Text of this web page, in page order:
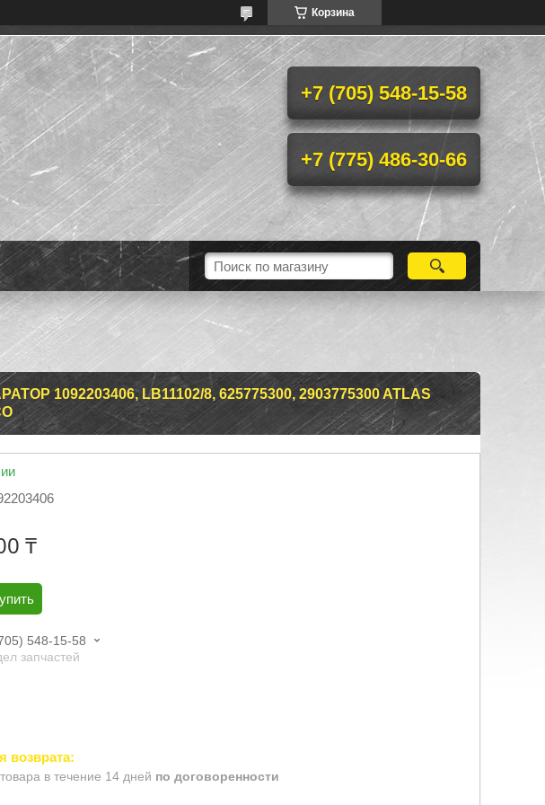
Корзина
+7 (705) 548-15-58
+7 (775) 486-30-66
1092203406, LB11102/8, 625775300, 2903775300 ATLAS
₸
548-15-58
запчастей
в течение 14 дней по договоренности